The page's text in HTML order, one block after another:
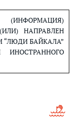
НАПРАВЛЕН
БАЙКАЛА”
ИНОСТРАННОГО